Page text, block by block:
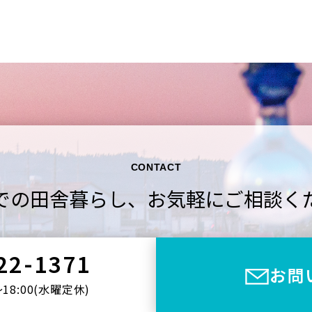
CONTACT
の田舎暮らし、 お気軽にご相談く
1371
⽔曜定休)
お問